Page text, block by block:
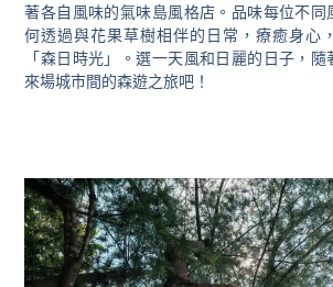
著各自風味的氣味島風格店。品味每位不同
何透過與花果草樹相伴的日常，療癒身心
「森日時光」。選一天風和日麗的日子，隨
來場城市間的森遊之旅吧！